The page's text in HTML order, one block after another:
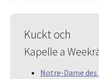
Kuckt och
Kapelle a
Notre-Dame